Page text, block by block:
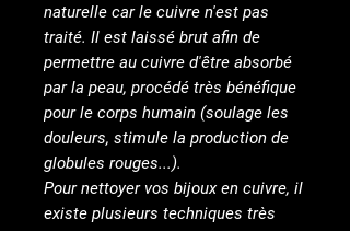
naturelle car le cuivre n'est pas
traité. Il est laissé brut afin de
permettre au cuivre d'être absorbé
par la peau, procédé très bénéfique
pour le corps humain (soulage les
douleurs, stimule la production de
globules rouges...).
Pour nettoyer vos bijoux en cuivre, il
existe plusieurs techniques très